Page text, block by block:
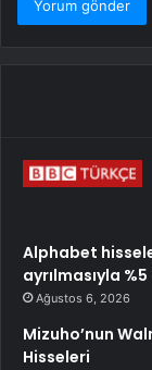
Alphabet
ayrılmasıyla
Ağustos 6, 2026
Mizuho’nun
Hisseleri